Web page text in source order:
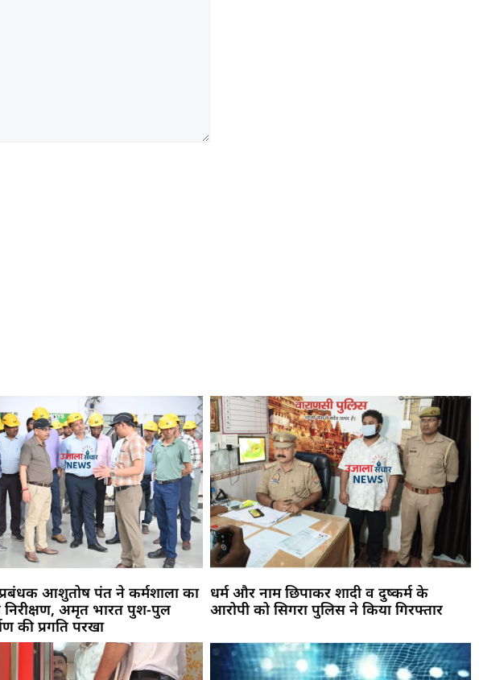
आशुतोष पंत ने कर्मशाला का
निरीक्षण, अमृत भारत पुश-पुल
की प्रगति परखा
धर्म और नाम छिपाकर शादी व दुष्कर्म के
आरोपी को सिगरा पुलिस ने किया गिरफ्तार